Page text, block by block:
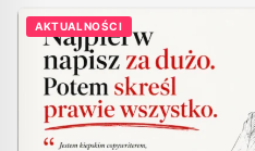
AKTUALNOŚCI